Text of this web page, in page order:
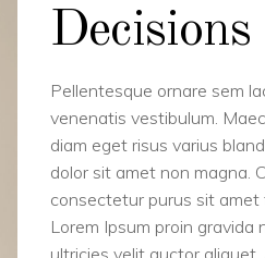
Decisions
Pellentesque ornare sem
venenatis vestibulum.
diam eget risus varius
dolor sit amet non magna.
consectetur purus sit amet
Lorem Ipsum proin gravida
ultricies velit auctor